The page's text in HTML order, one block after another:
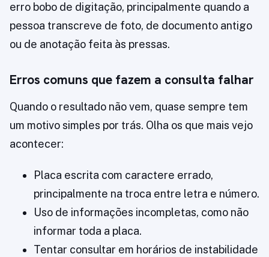
erro bobo de digitação, principalmente quando a
pessoa transcreve de foto, de documento antigo
ou de anotação feita às pressas.
Erros comuns que fazem a consulta falhar
Quando o resultado não vem, quase sempre tem
um motivo simples por trás. Olha os que mais vejo
acontecer:
Placa escrita com caractere errado,
principalmente na troca entre letra e número.
Uso de informações incompletas, como não
informar toda a placa.
Tentar consultar em horários de instabilidade